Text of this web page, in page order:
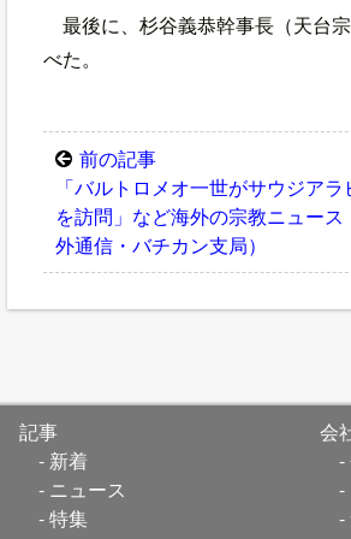
最後に、杉谷義恭幹事長（天台
べた。
前の記事
「バルトロメオ一世がサウジアラ
を訪問」など海外の宗教ニュース
外通信・バチカン支局）
記事
新着
ニュース
特集
会